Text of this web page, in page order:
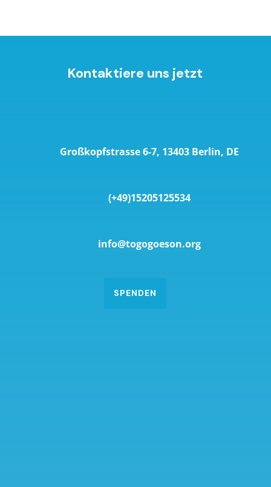
Kontaktiere uns jetzt
Großkopfstrasse 6-7, 13403 Berlin, DE
(+49)15205125534
info@togogoeson.org
SPENDEN